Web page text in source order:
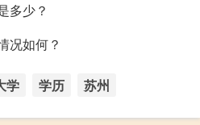
多少？
况如何？
学 学历 苏州